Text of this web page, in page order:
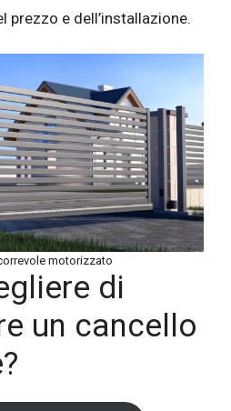
prezzo e dell’installazione.
motorizzato
di
un cancello